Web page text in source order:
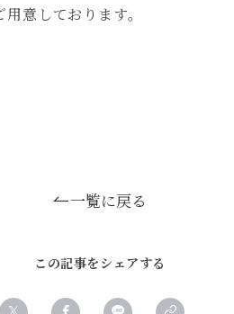
意しております。
一覧に戻る
この記事をシェアする